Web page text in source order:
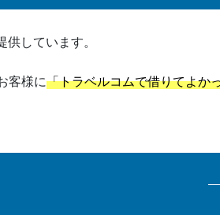
しています。
客様に「トラベルコムで借りてよか